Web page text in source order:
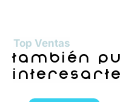
Top Ventas
también
interesarte